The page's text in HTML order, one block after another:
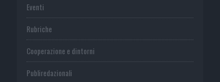
Eventi
Rubriche
Cooperazione e dintorni
Publiredazionali